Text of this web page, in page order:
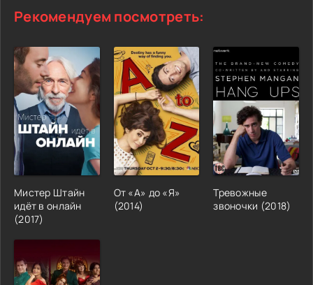
Рекомендуем посмотреть:
Мистер Штайн
идёт в онлайн
(2017)
От «А» до «Я»
(2014)
Тревожные
звоночки (2018)